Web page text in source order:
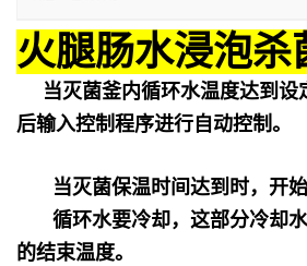
火腿肠水浸泡
当灭菌釜内循环水温度达到
后输入控制程序进行自动控制。
当灭菌保温时间达到时，开
循环水要冷却，这部分冷却
的结束温度。